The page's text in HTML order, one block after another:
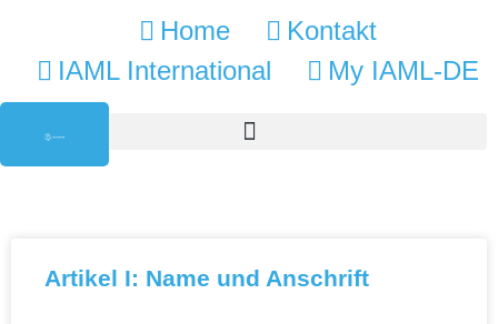
Home
Kontakt
IAML International
My IAML-DE
Artikel I: Name und Anschrift